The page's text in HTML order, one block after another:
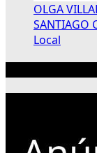
OLGA
SANTIAGO
Local